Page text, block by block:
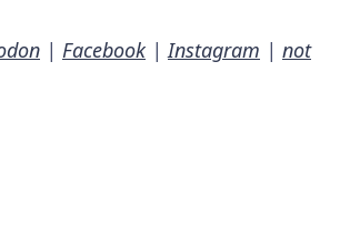
| Facebook |Instagram | not